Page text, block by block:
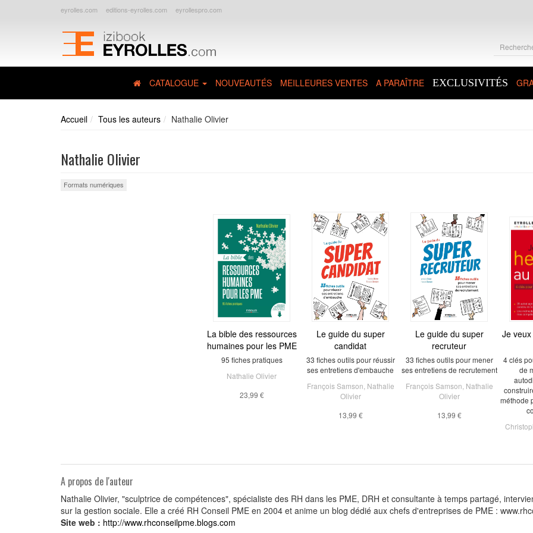
eyrolles.com editions-eyrolles.com eyrollespro.com
CATALOGUE NOUVEAUTÉS MEILLEURES VENTES A PARAÎTRE EXCLUSIVITÉS
Accueil Tous les auteurs Nathalie Olivier
Nathalie Olivier
Formats numériques
La bible des ressources
humaines pour les PME
95 fiches pratiques
Nathalie Olivier
23,99 €
Le guide du super
candidat
33 fiches outils pour réussir
ses entretiens d'embauche
François Samson Nathalie
Olivier
13,99 €
Le guide du super
recruteur
33 fiches outils pour mener
ses entretiens de recrutement
François Samson Nathalie
Olivier
13,99 €
Je
4 clés
de
méthode
A propos de l'auteur
Nathalie Olivier, "sculptrice de compétences", spécialiste des RH dans les PME, DRH et consultante à temps partagé,
sur la gestion sociale. Elle a créé RH Conseil PME en 2004 et anime un blog dédié aux chefs d'entreprises de PME :
Site web : http://www.rhconseilpme.blogs.com